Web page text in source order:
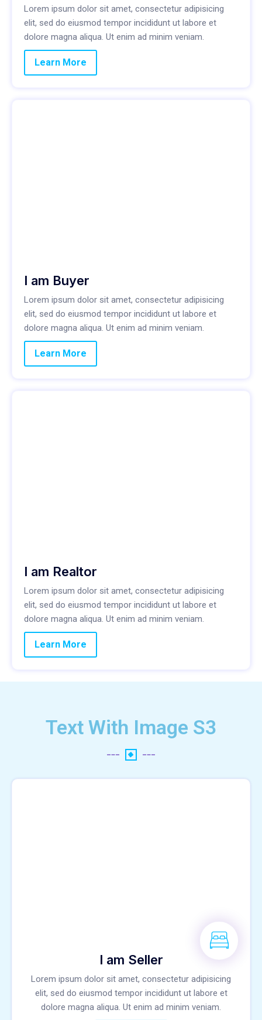
Lorem ipsum dolor sit amet, consectetur adipisicing
elit, sed do eiusmod tempor incididunt ut labore et
dolore magna aliqua. Ut enim ad minim veniam.
Learn More
I am Buyer
Lorem ipsum dolor sit amet, consectetur adipisicing
elit, sed do eiusmod tempor incididunt ut labore et
dolore magna aliqua. Ut enim ad minim veniam.
Learn More
I am Realtor
Lorem ipsum dolor sit amet, consectetur adipisicing
elit, sed do eiusmod tempor incididunt ut labore et
dolore magna aliqua. Ut enim ad minim veniam.
Learn More
Text With Image S3
I am Seller
Lorem ipsum dolor sit amet, consectetur adipisicing
elit, sed do eiusmod tempor incididunt ut labore et
dolore magna aliqua. Ut enim ad minim veniam.